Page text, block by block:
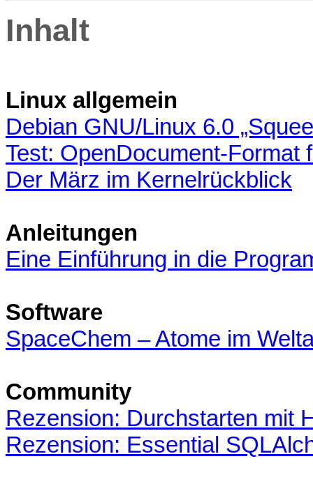
Inhalt
Linux allgemein
Debian GNU/Linux 6.0
Test: OpenDocument-Format
Der März im Kernelrückblick
Anleitungen
Eine Einführung in die
Software
SpaceChem – Atome im
Community
Rezension: Durchstarten mit
Rezension: Essential